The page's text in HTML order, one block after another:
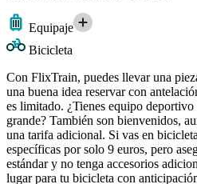
Equipaje
Bicicleta
Con FlixTrain, puedes llevar una
una buena idea reservar con
es limitado. ¿Tienes equipo
grande? También son bienvenidos,
una tarifa adicional. Si vas en
específicas por solo 9 euros, pero
estándar y no tenga accesorios
lugar para tu bicicleta con